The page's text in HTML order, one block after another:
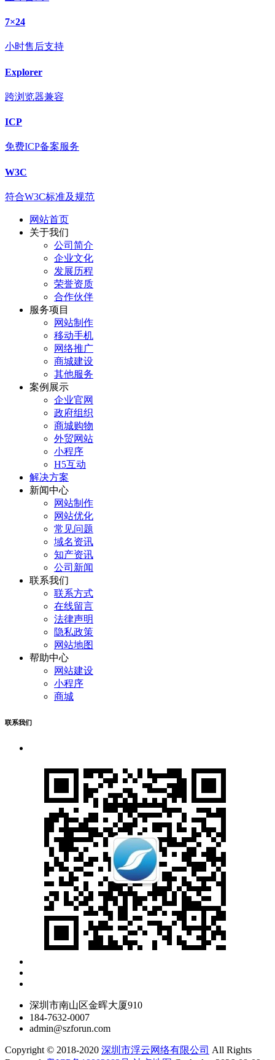
7×24
小时售后支持
Explorer
跨浏览器兼容
ICP
免费ICP备案服务
W3C
符合W3C标准及规范
网站首页
关于我们
公司简介
企业文化
发展历程
荣誉资质
合作伙伴
服务项目
网站制作
移动手机
网络推广
商城建设
其他服务
案例展示
企业官网
政府组织
商城购物
外贸网站
小程序
H5互动
解决方案
新闻中心
网站制作
网站优化
常见问题
域名资讯
知产资讯
公司新闻
联系我们
联系方式
在线留言
法律声明
隐私政策
网站地图
帮助中心
网站建设
小程序
商城
联系我们
深圳市南山区金晖大厦910
184-7632-0007
admin@szforun.com
Copyright © 2018-2020 深圳市浮云网络有限公司 All Rights